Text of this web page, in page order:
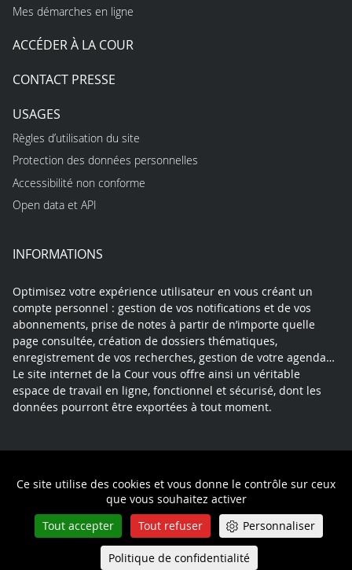
Ce site utilise des cookies et vous donne le contrôle sur ceux
que vous souhaitez activer
Tout accepter
Tout refuser Personnaliser
Politique de confidentialité
Mes démarches en ligne
ACCÉDER À LA COUR
CONTACT PRESSE
USAGES
Règles d’utilisation du site
Protection des données personnelles
Accessibilité non conforme
Open data et API
INFORMATIONS
Optimisez votre expérience utilisateur en vous créant un
compte personnel : gestion de vos notifications et de vos
abonnements, prise de notes à partir de n’importe quelle
page consultée, création de dossiers thématiques,
enregistrement de vos recherches, gestion de votre agenda…
Le site internet de la Cour vous offre ainsi un véritable
espace de travail en ligne, fonctionnel et sécurisé, dont les
données pourront être exportées à tout moment.
Politique de confidentialité
Queue-Fair